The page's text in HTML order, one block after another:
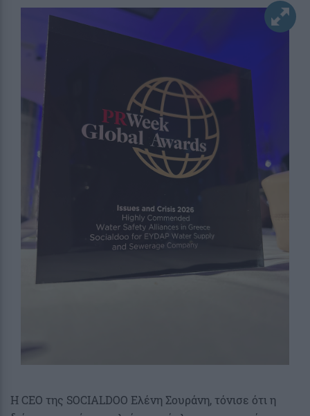
Η CEO της SOCIALDOO Ελένη Σουράνη, τόνισε ότι η